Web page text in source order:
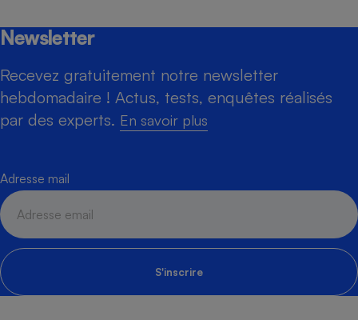
Newsletter
Recevez gratuitement notre newsletter
hebdomadaire ! Actus, tests, enquêtes réalisés
par des experts. En savoir plus
Adresse mail
S'inscrire